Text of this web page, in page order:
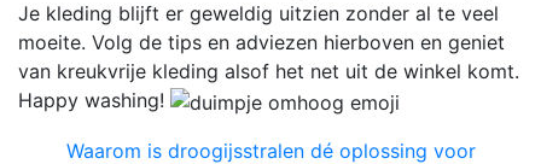
Je kleding blijft er geweldig uitzien zonder al te veel
moeite. Volg de tips en adviezen hierboven en geniet
van kreukvrije kleding alsof het net uit de winkel komt.
Happy washing!
Waarom is droogijsstralen dé oplossing voor